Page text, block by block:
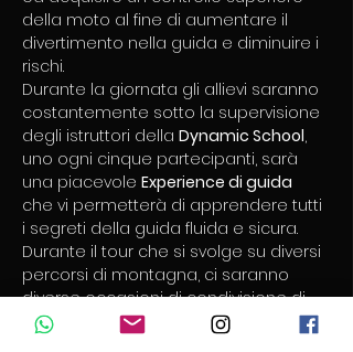
della moto al fine di aumentare il
divertimento nella guida e diminuire i
rischi. ​
Durante la giornata gli allievi saranno
costantemente sotto la supervisione
degli istruttori della Dynamic School,
uno ogni cinque partecipanti, sarà
una piacevole Experience di guida
che vi permetterà di apprendere tutti
i segreti della guida fluida e sicura.
Durante il tour che si svolge su diversi
percorsi di montagna, ci saranno
diverse occasioni di condivisione di
impressioni , correzione di…